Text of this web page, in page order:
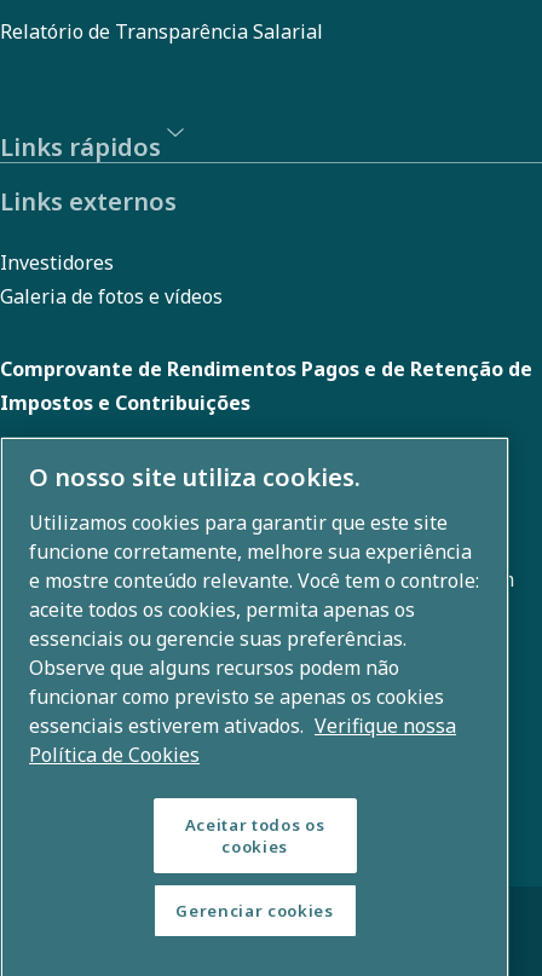
Relatório de Transparência Salarial
Links rápidos
Links externos
Investidores
Galeria de fotos e vídeos
Comprovante de Rendimentos Pagos e de Retenção de
Impostos e Contribuições
Sobre nós
O Grupo Atlas Copco desenvolve soluções inovadoras em
todas as áreas de negócios, incluindo compressão de ar,
vácuo, industriais e energia. Com um portfólio global de
+80 marcas, possibilitamos tecnologia que transforma o
© Direitos autorais 2026 — Grupo Atlas Copco
O nosso site utiliza cookies.
Utilizamos cookies para garantir que este site
funcione corretamente, melhore sua experiência
e mostre conteúdo relevante. Você tem o controle:
aceite todos os cookies, permita apenas os
essenciais ou gerencie suas preferências.
Observe que alguns recursos podem não
funcionar como previsto se apenas os cookies
essenciais estiverem ativados. Verifique nossa
Política de Cookies
Aceitar todos os
cookies
Gerenciar cookies